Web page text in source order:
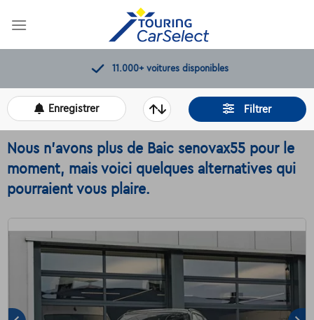
11.000+voitures disponibles
Filtrer
Enregistrer
Nous n'avons plus de Baic senovax55 pour le
moment, mais voici quelques alternatives qui
pourraient vous plaire.